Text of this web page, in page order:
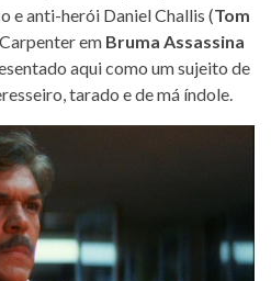
e anti-herói Daniel Challis (Tom
em Bruma Assassina
aqui como um sujeito de
tarado e de má índole.